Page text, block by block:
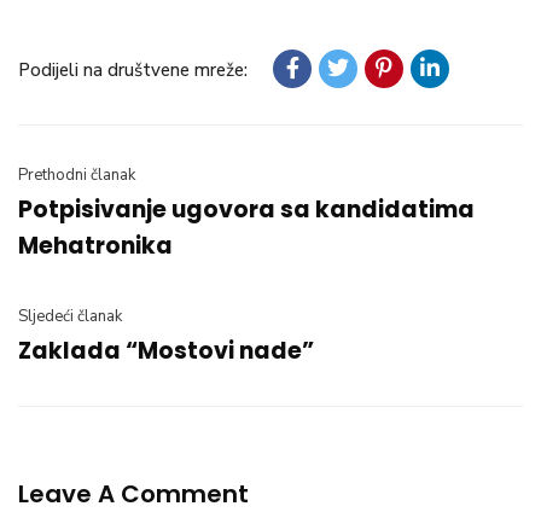
Podijeli na društvene mreže:
Prethodni članak
Potpisivanje ugovora sa kandidatima
Mehatronika
Sljedeći članak
Zaklada “Mostovi nade”
Leave A Comment